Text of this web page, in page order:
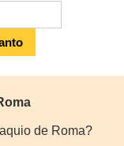
de Roma?